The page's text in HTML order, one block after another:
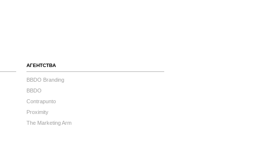
АГЕНТСТВА
BBDO Branding
BBDO
Contrapunto
Proximity
The Marketing Arm